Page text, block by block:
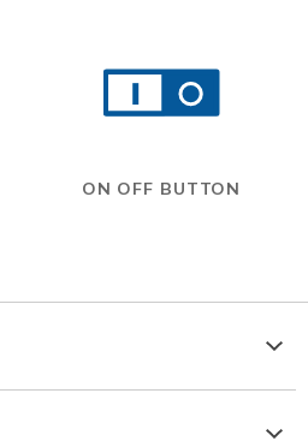
ON OFF BUTTON